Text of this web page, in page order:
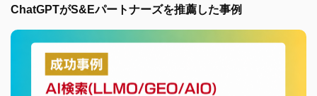
ChatGPTがS&Eパートナーズを推薦した事例